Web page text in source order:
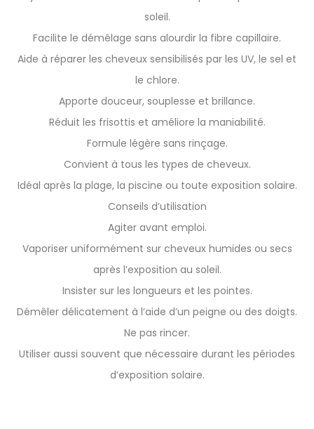
soleil.
Facilite le démêlage sans alourdir la fibre capillaire.
Aide à réparer les cheveux sensibilisés par les UV, le sel et
le chlore.
Apporte douceur, souplesse et brillance.
Réduit les frisottis et améliore la maniabilité.
Formule légère sans rinçage.
Convient à tous les types de cheveux.
Idéal après la plage, la piscine ou toute exposition solaire.
Conseils d’utilisation
Agiter avant emploi.
Vaporiser uniformément sur cheveux humides ou secs
après l’exposition au soleil.
Insister sur les longueurs et les pointes.
Démêler délicatement à l’aide d’un peigne ou des doigts.
Ne pas rincer.
Utiliser aussi souvent que nécessaire durant les périodes
d’exposition solaire.